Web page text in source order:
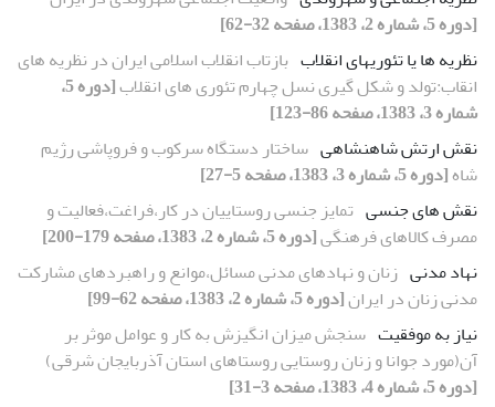
[دوره 5، شماره 2، 1383، صفحه 32-62]
نظریه ها یا تئوریهای انقلاب بازتاب انقلاب اسلامی ایران در نظریه های
انقاب:تولد و شکل گیری نسل چهارم تئوری های انقلاب
[دوره 5،
شماره 3، 1383، صفحه 86-123]
نقش ارتش شاهنشاهی ساختار دستگاه سرکوب و فروپاشی رژیم
شاه[دوره 5، شماره 3، 1383، صفحه 5-27]
نقش های جنسی تمایز جنسی روستاییان در کار،فراغت،فعالیت و
مصرف کالاهای فرهنگی[دوره 5، شماره 2، 1383، صفحه 179-200]
نهاد مدنی زنان و نهادهای مدنی مسائل،موانع و راهبردهای مشارکت
مدنی زنان در ایران[دوره 5، شماره 2، 1383، صفحه 62-99]
نیاز به موفقیت سنجش میزان انگیزش به کار و عوامل موثر بر
آن(مورد جوانا و زنان روستایی روستاهای استان آذربایجان شرقی)
[دوره 5، شماره 4، 1383، صفحه 3-31]